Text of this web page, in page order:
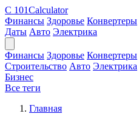
C 101Calculator
Финансы Здоровье Конвертеры
Даты Авто Электрика
Финансы Здоровье Конвертеры
Строительство Авто Электрика
Бизнес
Все теги
Главная